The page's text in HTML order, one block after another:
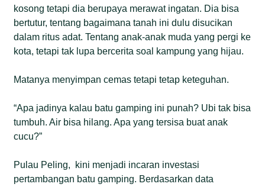
kosong tetapi dia berupaya merawat ingatan. Dia bisa
bertutur, tentang bagaimana tanah ini dulu disucikan
dalam ritus adat. Tentang anak-anak muda yang pergi ke
kota, tetapi tak lupa bercerita soal kampung yang hijau.
Matanya menyimpan cemas tetapi tetap keteguhan.
“Apa jadinya kalau batu gamping ini punah? Ubi tak bisa
tumbuh. Air bisa hilang. Apa yang tersisa buat anak
cucu?”
Pulau Peling, kini menjadi incaran investasi
pertambangan batu gamping. Berdasarkan data